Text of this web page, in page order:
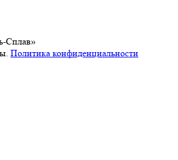
Сплав»
Политика конфиденциальности